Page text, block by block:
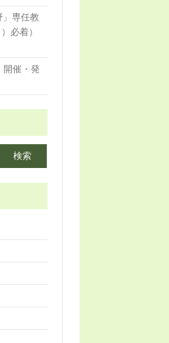
」専任教
必着）
開催・発